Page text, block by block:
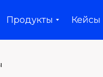
Продукты Кейсы